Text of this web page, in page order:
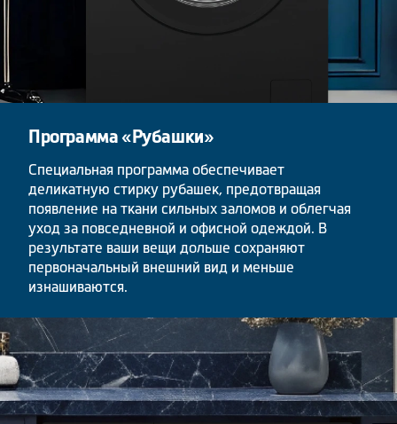
Программа «Рубашки»
Специальная программа обеспечивает
деликатную стирку рубашек, предотвращая
появление на ткани сильных заломов и облегчая
уход за повседневной и офисной одеждой. В
результате ваши вещи дольше сохраняют
первоначальный внешний вид и меньше
изнашиваются.